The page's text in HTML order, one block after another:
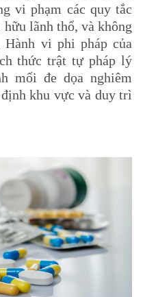
vi phạm các quy tắc
lãnh thổ, và không
vi phi pháp của
thức trật tự pháp lý
mối đe dọa nghiêm
khu vực và duy trì